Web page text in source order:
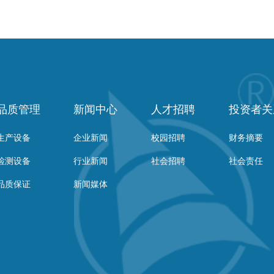
质管理
产设备
测设备
质保证
新闻中心
企业新闻
行业新闻
新闻媒体
人才招聘
校园招聘
社会招聘
投资者
财务摘要
社会责任